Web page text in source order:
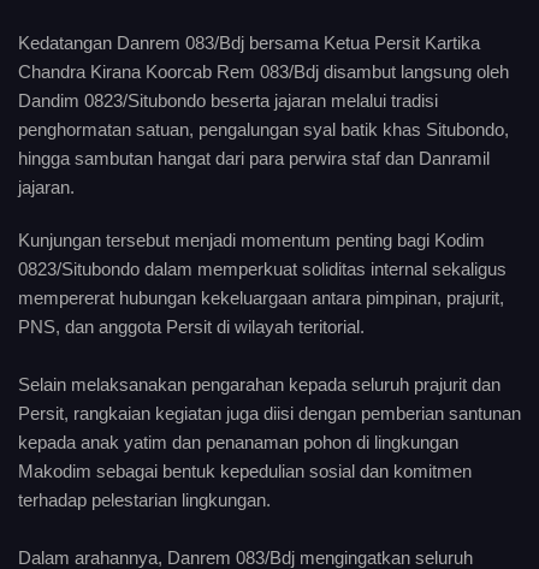
Kedatangan Danrem 083/Bdj bersama Ketua Persit Kartika
Chandra Kirana Koorcab Rem 083/Bdj disambut langsung oleh
Dandim 0823/Situbondo beserta jajaran melalui tradisi
penghormatan satuan, pengalungan syal batik khas Situbondo,
hingga sambutan hangat dari para perwira staf dan Danramil
jajaran.
Kunjungan tersebut menjadi momentum penting bagi Kodim
0823/Situbondo dalam memperkuat soliditas internal sekaligus
mempererat hubungan kekeluargaan antara pimpinan, prajurit,
PNS, dan anggota Persit di wilayah teritorial.
Selain melaksanakan pengarahan kepada seluruh prajurit dan
Persit, rangkaian kegiatan juga diisi dengan pemberian santunan
kepada anak yatim dan penanaman pohon di lingkungan
Makodim sebagai bentuk kepedulian sosial dan komitmen
terhadap pelestarian lingkungan.
Dalam arahannya, Danrem 083/Bdj mengingatkan seluruh